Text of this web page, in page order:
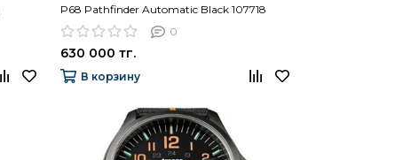
P68 Pathfinder Automatic Black 107718
(нато)
0
630 000 тг.
В корзину